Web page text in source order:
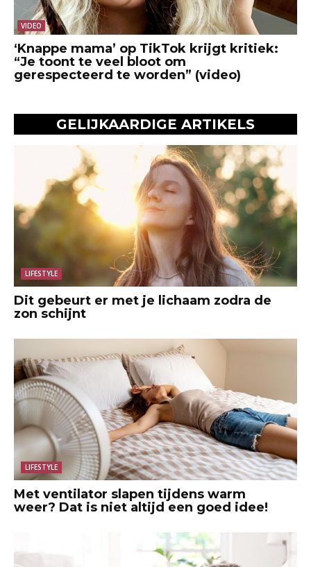
VIDEO
‘Knappe mama’ op TikTok krijgt kritiek:
“Je toont te veel bloot om
gerespecteerd te worden” (video)
GELIJKAARDIGE ARTIKELS
LIFESTYLE
Dit gebeurt er met je lichaam zodra de
zon schijnt
LIFESTYLE
Met ventilator slapen tijdens warm
weer? Dat is niet altijd een goed idee!